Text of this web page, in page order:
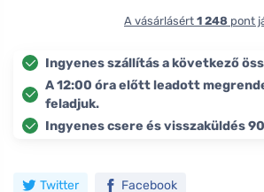
A vásárlásért 1 248 pont
Ingyenes szállítás a következő
A 12:00 óra előtt leadott
feladjuk.
Ingyenes csere és visszaküldés
Twitter Facebook